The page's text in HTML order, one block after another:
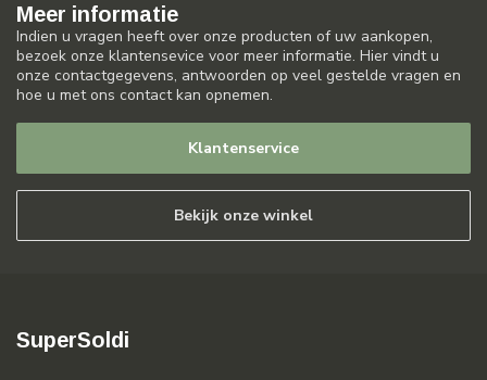
Meer informatie
Indien u vragen heeft over onze producten of uw aankopen,
bezoek onze klantensevice voor meer informatie. Hier vindt u
onze contactgegevens, antwoorden op veel gestelde vragen en
hoe u met ons contact kan opnemen.
Klantenservice
Bekijk onze winkel
SuperSoldi